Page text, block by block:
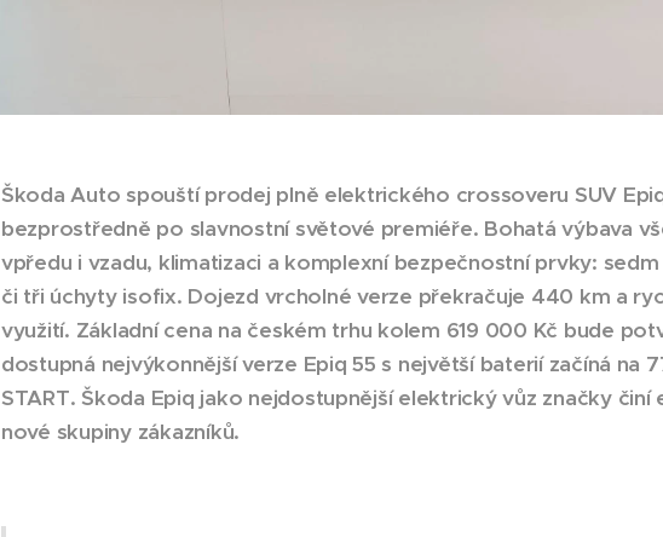
Škoda Auto spouští prodej plně elektrického crossoveru SUV
bezprostředně po slavnostní světové premiéře. Bohatá výbava
vpředu i vzadu, klimatizaci a komplexní bezpečnostní prvky:
či tři úchyty isofix. Dojezd vrcholné verze překračuje 440 km a
využití. Základní cena na českém trhu kolem 619 000 Kč bude
dostupná nejvýkonnější verze Epiq 55 s největší baterií začíná na
START. Škoda Epiq jako nejdostupnější elektrický vůz značky
nové skupiny zákazníků.